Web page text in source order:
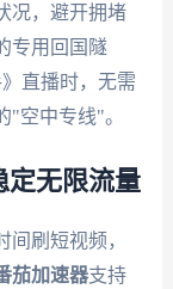
况，避开拥堵
专用回国隧
直播时，无需
"空中专线"。
定无限流量
刷短视频，
茄加速器支持